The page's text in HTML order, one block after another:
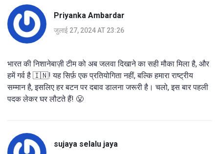
Priyanka Ambardar
जुलाई 27, 2024 AT 23:26
भारत की निशानेबाज़ी टीम को अब जलवा दिखाने का सही मौका मिला है, और
हमें गर्व है 🇮🇳! यह सिर्फ़ एक प्रतियोगिता नहीं, बल्कि हमारा राष्ट्रीय
सम्मान है, इसलिए हर बटन पर दबाव डालना जरूरी है। चलो, इस बार पहली
पदक लेकर घर लौटते हैं! 😤
sujaya selalu jaya